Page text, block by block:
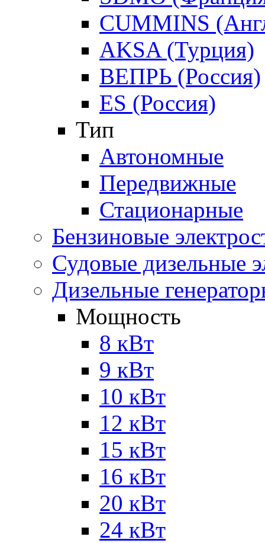
CUMMINS
AKSA (Турция)
ВЕПРЬ (Россия)
ES (Россия)
Тип
Автономные
Передвижные
Стационарные
Бензиновые
Судовые дизельные
Дизельные
Мощность
8 кВт
9 кВт
10 кВт
12 кВт
15 кВт
16 кВт
20 кВт
24 кВт